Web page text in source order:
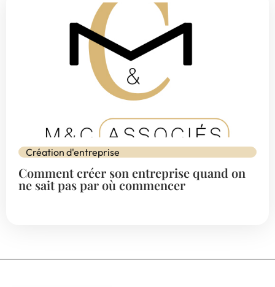
Création d'entreprise
Comment créer son entreprise quand on
ne sait pas par où commencer